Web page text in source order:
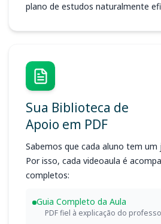
plano de estudos naturalmente
Sua Biblioteca de
Apoio em PDF
Sabemos que cada aluno tem um
Por isso, cada videoaula é
completos:
Guia Completo da Aula
PDF fiel à explicação do